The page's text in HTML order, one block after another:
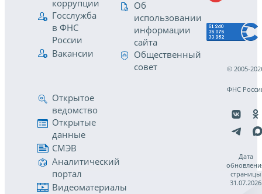
коррупции
Госслужба
в ФНС
России
Вакансии
Об
использовании
информации
сайта
Общественный
совет
Открытое
ведомство
Открытые
данные
СМЭВ
Аналитический
портал
Видеоматериалы
© 2005-
ФНС
Дата
страницы
31.07.2026